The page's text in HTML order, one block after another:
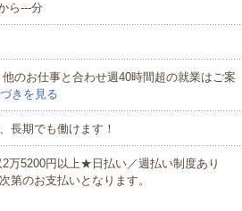
ら---分
お仕事と合わせ週40時間超の就業はご案
きを見る
期でも働けます！
万5200円以上★日払い／週払い制度あり
第のお支払いとなります。